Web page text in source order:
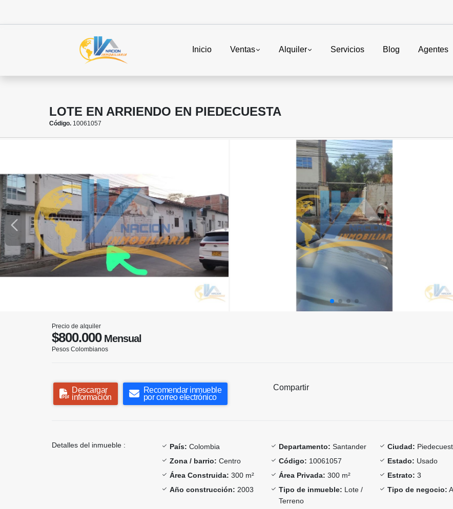
Inicio Ventas Alquiler Servicios Blog Agentes
LOTE EN ARRIENDO EN PIEDECUESTA
Código. 10061057
Precio de alquiler
$800.000Mensual
Pesos Colombianos
Descargar
información
Recomendar inmueble
por correo electrónico
Compartir
Detalles del inmueble : País: Colombia Departamento: Santander Ciudad:
Zona / barrio: Centro Código: 10061057 Estado: Usado
Área Construida: 300 m² Área Privada: 300 m² Estrato: 3
Año construcción: 2003 Tipo de inmueble: Lote /
Terreno
Tipo de negocio: